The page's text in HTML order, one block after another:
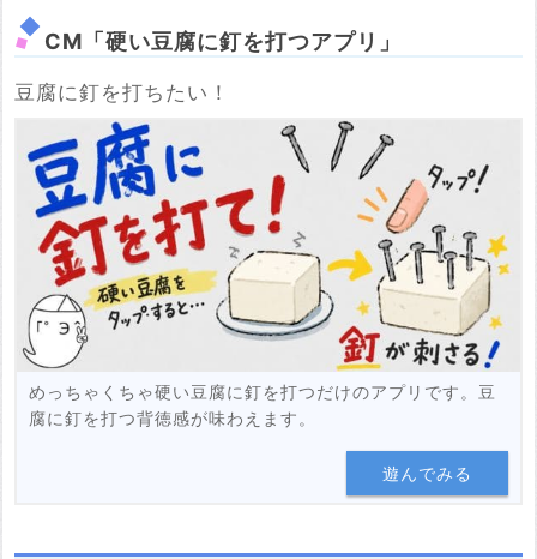
CM「硬い豆腐に釘を打つアプリ」
豆腐に釘を打ちたい！
めっちゃくちゃ硬い豆腐に釘を打つだけのアプリです。豆
腐に釘を打つ背徳感が味わえます。
遊んでみる